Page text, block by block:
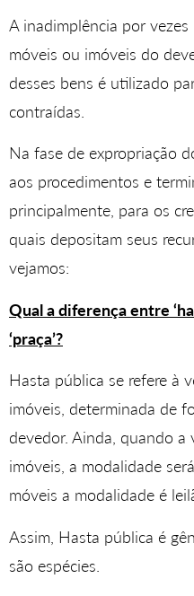
A inadimplência por
móveis ou imóveis do
desses bens é utilizado
contraídas.
Na fase de expropriação
aos procedimentos e
principalmente, para os
quais depositam seus
vejamos:
Qual a diferença entre
‘praça’?
Hasta pública se refere à
imóveis, determinada de
devedor. Ainda, quando
imóveis, a modalidade
móveis a modalidade é
Assim, Hasta pública é
são espécies.